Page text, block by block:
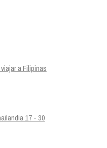
a Filipinas
17 - 30